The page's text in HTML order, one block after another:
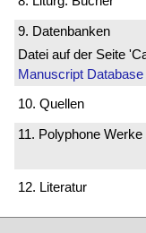
9. Datenbanken
Datei auf der Seite
Manuscript
10. Quellen
11. Polyphone Werke
12. Literatur